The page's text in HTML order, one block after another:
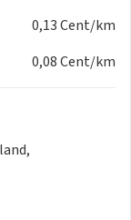
vorne + 2
Aus-Ton
0,13 Cent/km
0,08 Cent/km